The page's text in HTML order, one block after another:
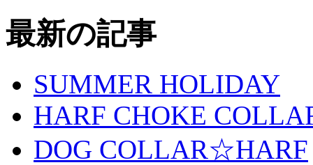
最新の記事
SUMMER HOLIDAY
HARF CHOKE
DOG COLLAR☆HARF